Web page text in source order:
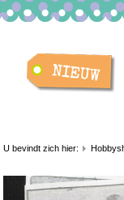
U bevindt zich hier: